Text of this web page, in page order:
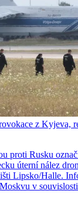
z Kyjeva,
proti Rusku
úterní nález
Lipsko/Halle.
v